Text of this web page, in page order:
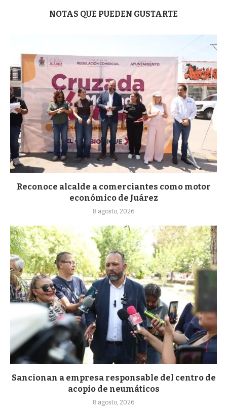
NOTAS QUE PUEDEN GUSTARTE
Reconoce alcalde a comerciantes como motor
económico de Juárez
8 agosto, 2026
Sancionan a empresa responsable del centro de
acopio de neumáticos
8 agosto, 2026